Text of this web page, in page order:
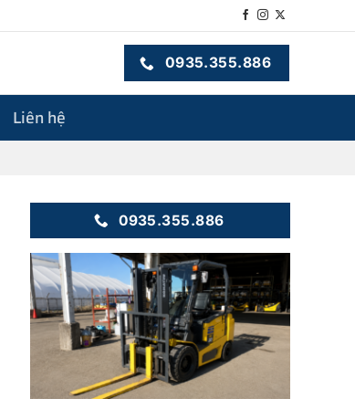
0935.355.886
Liên hệ
0935.355.886